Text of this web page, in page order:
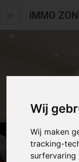
Wij
Wij maken
tracking-
IMMO